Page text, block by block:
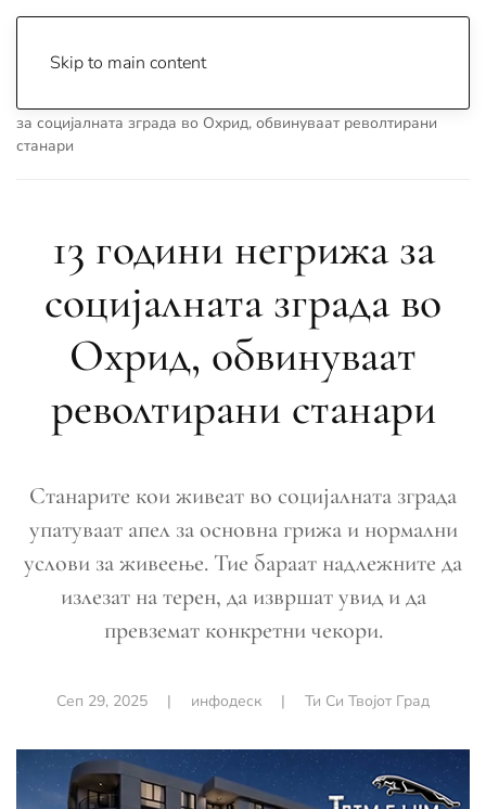
Skip to main content
за социјалната зграда во Охрид, обвинуваат револтирани
станари
13 години негрижа за
социјалната зграда во
Охрид, обвинуваат
револтирани станари
Станарите кои живеат во социјалната зграда
упатуваат апел за основна грижа и нормални
услови за живеење. Тие бараат надлежните да
излезат на терен, да извршат увид и да
превземат конкретни чекори.
Сеп 29, 2025 | инфодеск | Ти Си Твојот Град